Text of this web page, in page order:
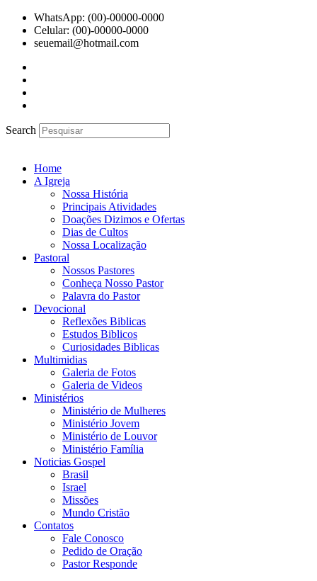
para
WhatsApp: (00)-00000-0000
Celular: (00)-00000-0000
seuemail@hotmail.com
Search
Home
A Igreja
Nossa História
Principais Atividades
Doações Dizimos e Ofertas
Dias de Cultos
Nossa Localização
Pastoral
Nossos Pastores
Conheça Nosso Pastor
Palavra do Pastor
Devocional
Reflexões Biblicas
Estudos Biblicos
Curiosidades Biblicas
Multimidias
Galeria de Fotos
Galeria de Videos
Ministérios
Ministério de Mulheres
Ministério Jovem
Ministério de Louvor
Ministério Família
Noticias Gospel
Brasil
Israel
Missões
Mundo Cristão
Contatos
Fale Conosco
Pedido de Oração
Pastor Responde